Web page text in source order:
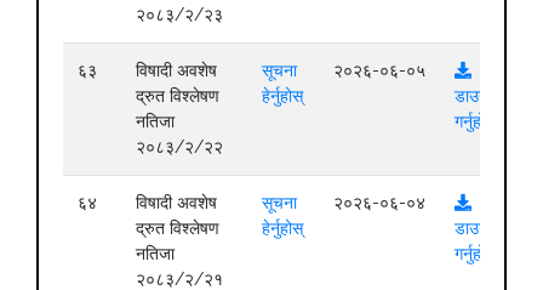
२०८३/२/२३
६३
विषादी अवशेष
द्रुत विश्लेषण
नतिजा
२०८३/२/२२
सूचना
हेर्नुहोस्
२०२६-०६-०५
डाउनलोड
गर्नुहोस्
६४
विषादी अवशेष
द्रुत विश्लेषण
नतिजा
२०८३/२/२१
सूचना
हेर्नुहोस्
२०२६-०६-०४
डाउनलोड
गर्नुहोस्